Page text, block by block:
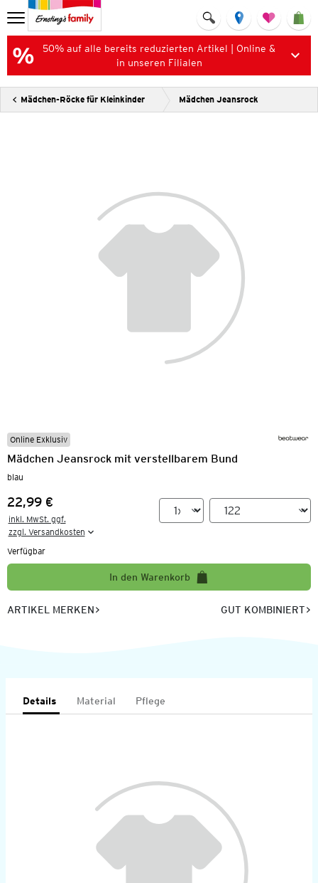
50% auf alle bereits reduzierten Artikel | Online &
in unseren Filialen
Mädchen-Röcke für Kleinkinder Mädchen Jeansrock
Online Exklusiv
Mädchen Jeansrock mit verstellbarem Bund
blau
Preis:
22,99 €
inkl. MwSt. ggf.
zzgl. Versandkosten
Verfügbar
In den Warenkorb
ARTIKEL MERKEN GUT KOMBINIERT
Details Material Pflege